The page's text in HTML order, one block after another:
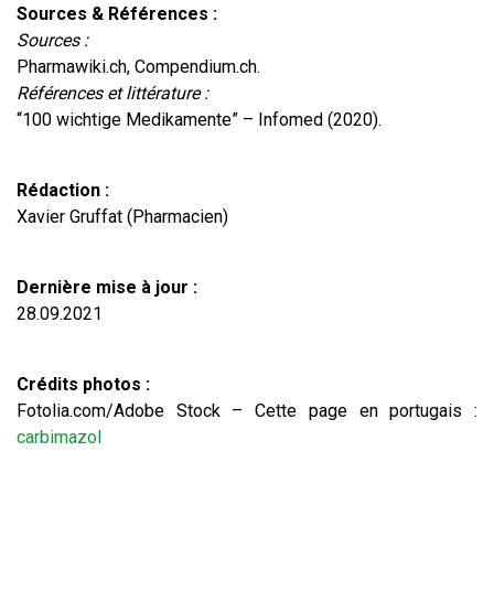
Sources & Références :
Sources :
Pharmawiki.ch, Compendium.ch.
Références et littérature :
“100 wichtige Medikamente” – Infomed (2020).
Rédaction :
Xavier Gruffat (Pharmacien)
Dernière mise à jour :
28.09.2021
Crédits photos :
Fotolia.com/Adobe Stock – Cette page en portugais :
carbimazol